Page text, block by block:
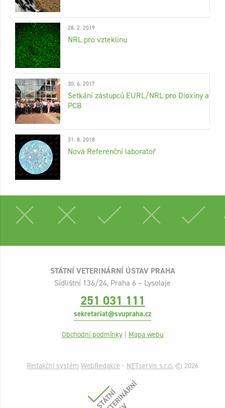
28. 2. 2019
NRL pro vzteklinu
30. 6. 2017
Setkání zástupců EURL/NRL pro Dioxiny a
PCB
31. 8. 2018
Nová Referenční laboratoř
STÁTNÍ VETERINÁRNÍ ÚSTAV PRAHA
Sídlištní 136/24, Praha 6 – Lysolaje
251 031 111
sekretariat@svupraha.cz
Obchodní podmínky | Mapa webu
Redakční systém WebRedakce - NETservis s.r.o. © 2026